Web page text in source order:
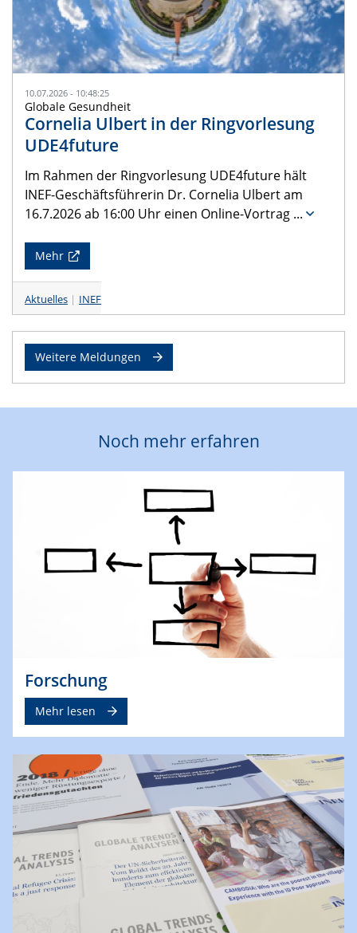
10.07.2026 - 10:48:25
Globale Gesundheit
Cornelia Ulbert in der Ringvorlesung
UDE4future
Im Rahmen der Ringvorlesung UDE4future hält
INEF-Geschäftsführerin Dr. Cornelia Ulbert am
16.7.2026 ab 16:00 Uhr einen Online-Vortrag ...
Mehr
Aktuelles INEF
Weitere Meldungen
Noch mehr erfahren
Forschung
Mehr lesen